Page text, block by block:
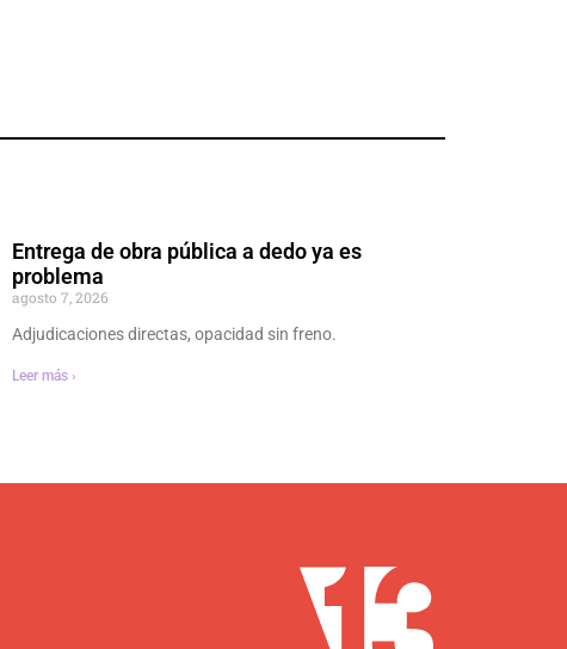
Entrega de obra pública a dedo ya es
problema
agosto 7, 2026
Adjudicaciones directas, opacidad sin freno.
Leer más ›